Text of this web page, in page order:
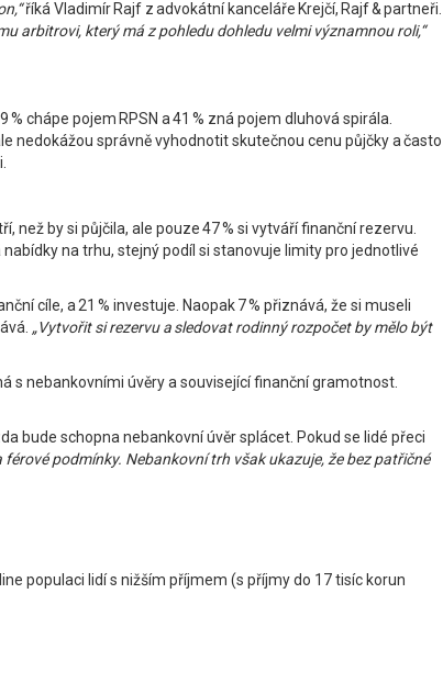
říká Vladimír Rajf z advokátní kanceláře Krejčí, Rajf & partneři.
arbitrovi, který má z pohledu dohledu velmi významnou roli,“
chápe pojem RPSN a 41 % zná pojem dluhová spirála.
nedokážou správně vyhodnotit skutečnou cenu půjčky a často
než by si půjčila, ale pouze 47 % si vytváří finanční rezervu.
na trhu, stejný podíl si stanovuje limity pro jednotlivé
cíle, a 21 % investuje. Naopak 7 % přiznává, že si museli
„Vytvořit si rezervu a sledovat rodinný rozpočet by mělo být
s nebankovními úvěry a související finanční gramotnost.
bude schopna nebankovní úvěr splácet. Pokud se lidé přeci
férové podmínky. Nebankovní trh však ukazuje, že bez patřičné
populaci lidí s nižším příjmem (s příjmy do 17 tisíc korun